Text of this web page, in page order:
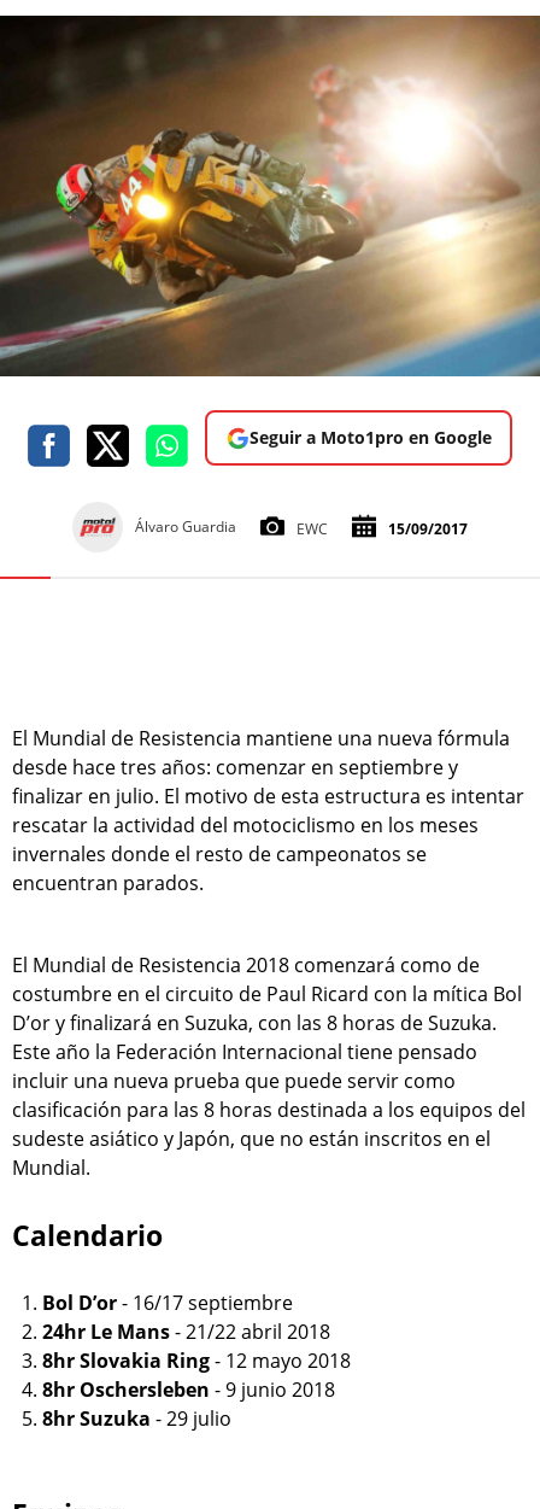
Seguir a Moto1pro en Google
Álvaro Guardia EWC 15/09/2017
El Mundial de Resistencia mantiene una nueva fórmula
desde hace tres años: comenzar en septiembre y
finalizar en julio. El motivo de esta estructura es intentar
rescatar la actividad del motociclismo en los meses
invernales donde el resto de campeonatos se
encuentran parados.
El Mundial de Resistencia 2018 comenzará como de
costumbre en el circuito de Paul Ricard con la mítica Bol
D’or y finalizará en Suzuka, con las 8 horas de Suzuka.
Este año la Federación Internacional tiene pensado
incluir una nueva prueba que puede servir como
clasificación para las 8 horas destinada a los equipos del
sudeste asiático y Japón, que no están inscritos en el
Mundial.
Calendario
1. Bol D’or- 16/17 septiembre
2. 24hr Le Mans- 21/22 abril 2018
3. 8hr Slovakia Ring- 12 mayo 2018
4. 8hr Oschersleben - 9 junio 2018
5. 8hr Suzuka - 29 julio